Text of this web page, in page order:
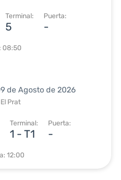
Terminal:
5
Puerta:
-
08:50
de Agosto de 2026
Prat
Terminal:
1 - T1
Puerta:
-
12:00